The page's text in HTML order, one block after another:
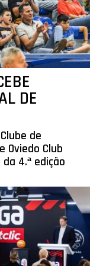
DE
de
Oviedo Club
4.ª edição